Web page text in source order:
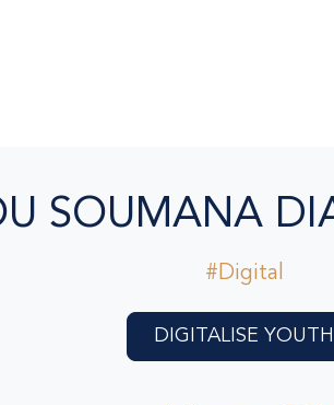
SOUMANA
#Digital
DIGITALISE YOUTH